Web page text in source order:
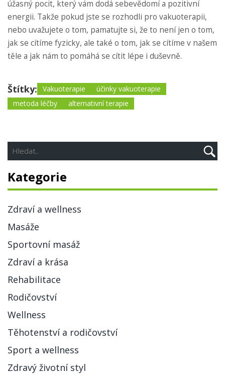
úžasný pocit, který vám dodá sebevědomí a pozitivní
energii. Takže pokud jste se rozhodli pro vakuoterapii,
nebo uvažujete o tom, pamatujte si, že to není jen o tom,
jak se cítíme fyzicky, ale také o tom, jak se cítíme v našem
těle a jak nám to pomáhá se cítit lépe i duševně.
Štítky: Vakuoterapie
účinky vakuoterapie
metoda léčby
alternativní terapie
Kategorie
Zdraví a wellness
Masáže
Sportovní masáž
Zdraví a krása
Rehabilitace
Rodičovství
Wellness
Těhotenství a rodičovství
Sport a wellness
Zdravý životní styl